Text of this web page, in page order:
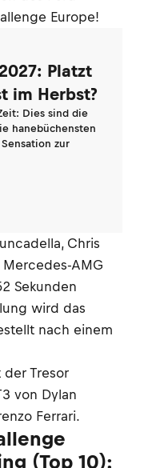
Europe!
Platzt
im Herbst?
Dies sind die
hanebüchensten
zur
Chris
AMG
Sekunden
wird das
nach einem
Tresor
von Dylan
Ferrari.
(Top 10):